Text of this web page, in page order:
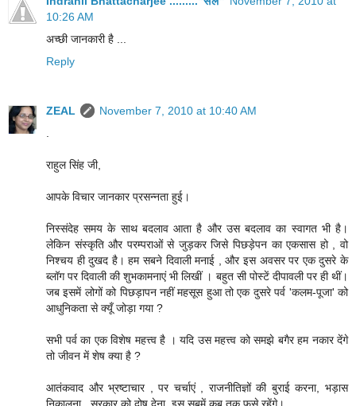
10:26 AM
अच्छी जानकारी है ...
Reply
ZEAL
November 7, 2010 at 10:40 AM
राहुल सिंह जी,
आपके विचार जानकार प्रसन्नता हुई।
निस्संदेह समय के साथ बदलाव आता है और उस बदलाव का स्वागत भी है।
लेकिन संस्कृति और परम्पराओं से जुड़कर जिसे पिछड़ेपन का एकसास हो , वो
निश्चय ही दुखद है। हम सबने दिवाली मनाई , और इस अवसर पर एक दुसरे के
ब्लॉग पर दिवाली की शुभकामनाएं भी लिखीं । बहुत सी पोस्टें दीपावली पर ही थीं।
जब इसमें लोगों को पिछड़ापन नहीं महसूस हुआ तो एक दुसरे पर्व 'कलम-पूजा' को
आधुनिकता से क्यूँ जोड़ा गया ?
सभी पर्व का एक विशेष महत्त्व है । यदि उस महत्त्व को समझे बगैर हम नकार देंगे
तो जीवन में शेष क्या है ?
आतंकवाद और भ्रष्टाचार , पर चर्चाएं , राजनीतिज्ञों की बुराई करना, भड़ास